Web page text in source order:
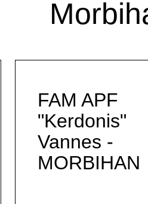
FAM APF
"Kerdonis"
Vannes -
MORBIHAN